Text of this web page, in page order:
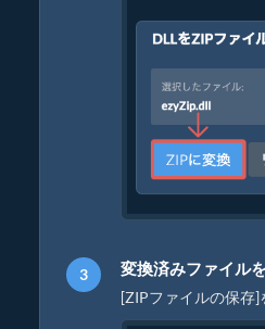
変換済みファイル
[ZIPファイルの保存]